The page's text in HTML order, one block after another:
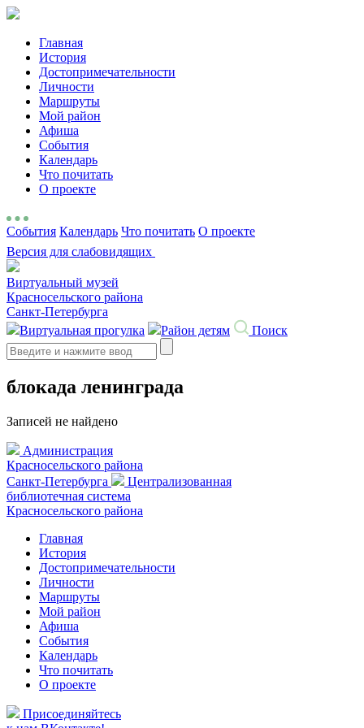
Главная
История
Достопримечательности
Личности
Маршруты
Мой район
Афиша
События
Календарь
Что почитать
О проекте
События Календарь Что почитать О проекте
Версия для слабовидящих
Виртуальный музей
Красносельского района
Санкт-Петербурга
Виртуальная прогулка
Район детям
Поиск
Search
блокада ленинграда
Записей не найдено
Администрация
Красносельского района
Санкт-Петербурга
Централизованная
библиотечная система
Красносельского района
Главная
История
Достопримечательности
Личности
Маршруты
Мой район
Афиша
События
Календарь
Что почитать
О проекте
Присоединяйтесь